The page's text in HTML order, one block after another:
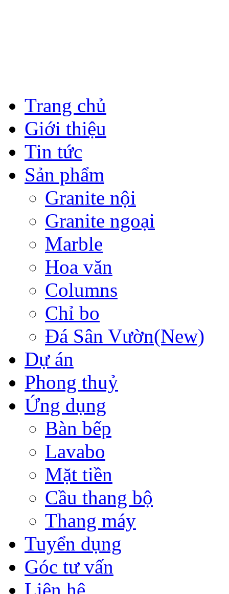
Trang chủ
Giới thiệu
Tin tức
Sản phẩm
Granite nội
Granite ngoại
Marble
Hoa văn
Columns
Chỉ bo
Đá Sân Vườn(New)
Dự án
Phong thuỷ
Ứng dụng
Bàn bếp
Lavabo
Mặt tiền
Cầu thang bộ
Thang máy
Tuyển dụng
Góc tư vấn
Liên hệ